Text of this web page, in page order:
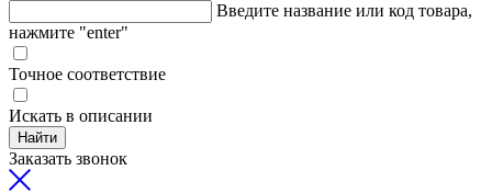
Введите название или код товара,
нажмите "enter"
Точное соответствие
Искать в описании
Найти
Заказать звонок